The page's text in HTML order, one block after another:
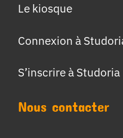
Le kiosque
Connexion à
S’inscrire à Studoria
Nous contacter